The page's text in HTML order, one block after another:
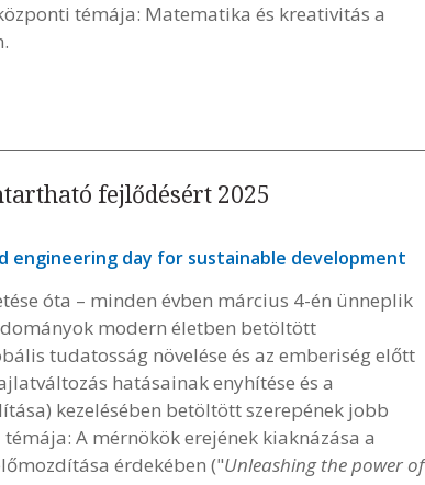
témája: Matematika és kreativitás a
fejlődésért 2025
engineering day for sustainable development
óta – minden évben március 4-én ünneplik
modern életben betöltött
tudatosság növelése és az emberiség előtt
hatásainak enyhítése és a
kezelésében betöltött szerepének jobb
A mérnökök erejének kiaknázása a
érdekében ("Unleashing the power of